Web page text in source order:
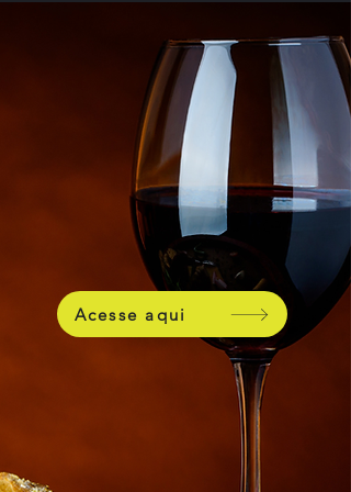
Acesse aqui